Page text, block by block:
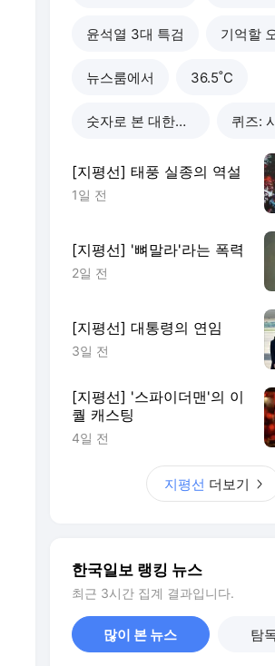
윤석열 3대 특검 기억할
뉴스룸에서 36.5˚C
숫자로 본 대한민국 퀴즈:
[지평선] 태풍 실종의 역설
1일 전
[지평선] '뼈말라'라는 폭력
2일 전
[지평선] 대통령의 연임
3일 전
[지평선] '스파이더맨'의 이
퀄 캐스팅
4일 전
지평선 더보기
한국일보 랭킹 뉴스
최근 3시간 집계 결과입니다.
많이 본 뉴스 탐